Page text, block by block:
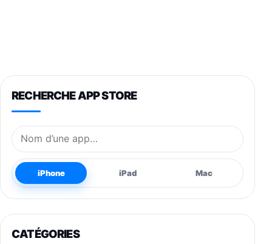
RECHERCHE APP STORE
Nom de l’application
iPhone iPad Mac
CATÉGORIES